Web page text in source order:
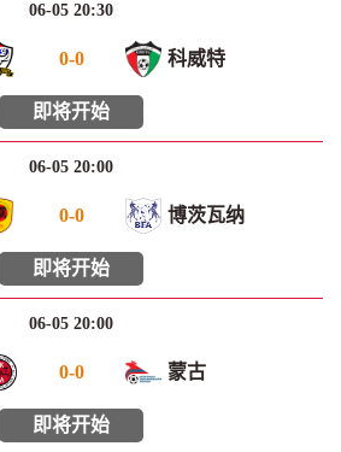
06-05 20:30
0-0 科威特
即将开始
06-05 20:00
0-0 博茨瓦纳
即将开始
06-05 20:00
0-0 蒙古
即将开始